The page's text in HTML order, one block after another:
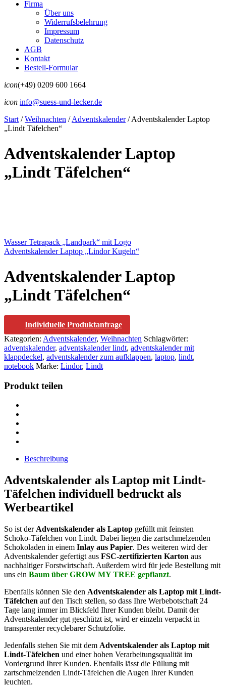
Firma
Über uns
Widerrufsbelehrung
Impressum
Datenschutz
AGB
Kontakt
Bestell-Formular
icon(+49) 0209 600 1664
icon info@suess-und-lecker.de
Start / Weihnachten /Adventskalender /Adventskalender Laptop
„Lindt Täfelchen“
Adventskalender Laptop
„Lindt Täfelchen“
Wasser Tetrapack „Landpark“ mit Logo
Adventskalender Laptop „Lindor Kugeln“
Adventskalender Laptop
„Lindt Täfelchen“
Individuelle Produktanfrage
Kategorien: Adventskalender, Weihnachten Schlagwörter:
adventskalender, adventskalender lindt, adventskalender mit
klappdeckel, adventskalender zum aufklappen, laptop, lindt,
notebook Marke: Lindor, Lindt
Produkt teilen
Beschreibung
Adventskalender als Laptop mit Lindt-
Täfelchen individuell bedruckt als
Werbeartikel
So ist der Adventskalender als Laptop gefüllt mit feinsten
Schoko-Täfelchen von Lindt. Dabei liegen die zartschmelzenden
Schokoladen in einem Inlay aus Papier. Des weiteren wird der
Adventskalender gefertigt aus FSC-zertifizierten Karton aus
nachhaltiger Forstwirtschaft. Außerdem wird für jede Bestellung mit
uns ein Baum über GROW MY TREE gepflanzt.
Ebenfalls können Sie den Adventskalender als Laptop mit Lindt-
Täfelchen auf den Tisch stellen, so dass Ihre Werbebotschaft 24
Tage lang immer im Blickfeld Ihrer Kunden bleibt. Damit der
Adventskalender gut geschützt ist, wird er einzeln verpackt in
transparenter recyclebarer Schutzfolie.
Jedenfalls stehen Sie mit dem Adventskalender als Laptop mit
Lindt-Täfelchen und einer hohen Verarbeitungsqualität im
Vordergrund Ihrer Kunden. Ebenfalls lässt die Füllung mit
zartschmelzenden Lindt-Täfelchen die Augen Ihrer Kunden
leuchten.